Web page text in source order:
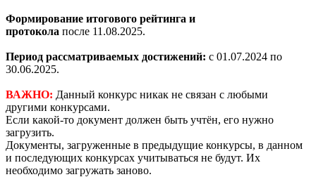
Формирование итогового рейтинга и
протокола после 11.08.2025.
Период рассматриваемых достижений: с 01.07.2024 по
30.06.2025.
ВАЖНО: Данный конкурс никак не связан с любыми
другими конкурсами.
Если какой-то документ должен быть учтён, его нужно
загрузить.
Документы, загруженные в предыдущие конкурсы, в данном
и последующих конкурсах учитываться не будут. Их
необходимо загружать заново.